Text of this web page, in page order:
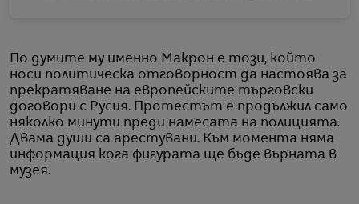
По думите му именно Макрон е този, който
носи политическа отговорност да настоява за
прекратяване на европейските търговски
договори с Русия. Протестът е продължил само
няколко минути преди намесата на полицията.
Двама души са арестувани. Към момента няма
информация кога фигурата ще бъде върната в
музея.